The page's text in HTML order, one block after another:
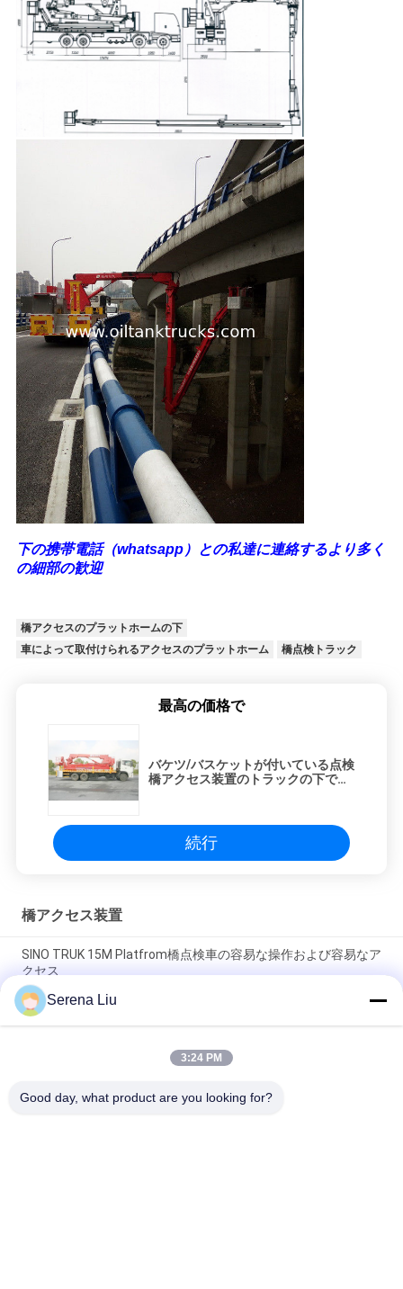
下の携帯電話（whatsapp）との私達に連絡するより多く
の細部の歓迎
橋アクセスのプラットホームの下
車によって取付けられるアクセスのプラットホーム
橋点検トラック
最高の価格で
バケツ/バスケットが付いている点検
橋アクセス装置のトラックの下で専
続行
橋アクセス装置
SINO TRUK 15M Platfrom橋点検車の容易な操作および容易なア
クセス
耐久の黄色い色渡される軽量橋詮策好きのトラックよい
Perfermance CCC
HOWOあなたの橋の位置への移動式橋点検プラットホームの容
Serena Liu
3:24 PM
Good day, what product are you looking for?